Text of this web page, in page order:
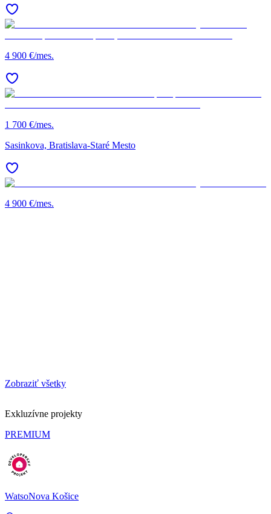
4 900 €/mes.
1 700 €/mes.
Sasinkova, Bratislava-Staré Mesto
4 900 €/mes.
Zobraziť všetky
Exkluzívne projekty
PREMIUM
WatsoNova Košice